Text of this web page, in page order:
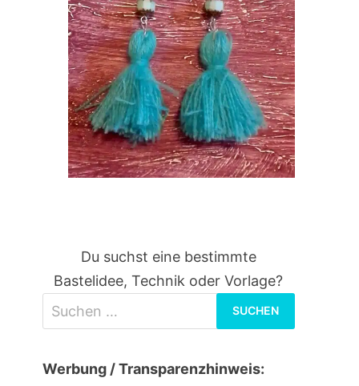
Du suchst eine bestimmte
Bastelidee, Technik oder Vorlage?
nach:
Werbung / Transparenzhinweis: